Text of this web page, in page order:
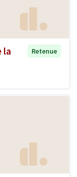
la
Retenue